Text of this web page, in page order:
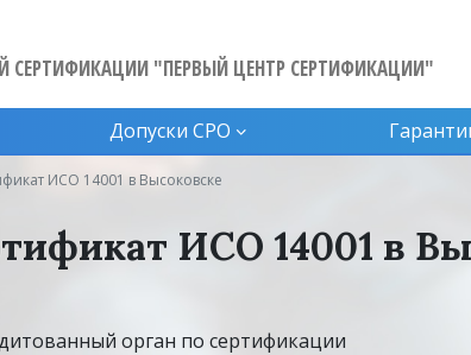
СЕРТИФИКАЦИИ "ПЕРВЫЙ ЦЕНТР СЕРТИФИКАЦИИ"
Допуски CPO
ИСО 14001 в Высоковске
ИСО 14001 в
орган по сертификации